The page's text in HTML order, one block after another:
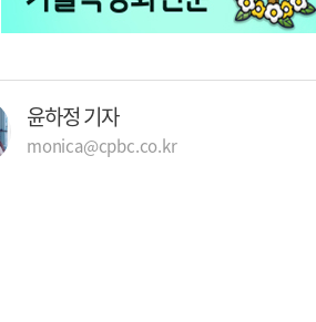
윤하정 기자
monica@cpbc.co.kr